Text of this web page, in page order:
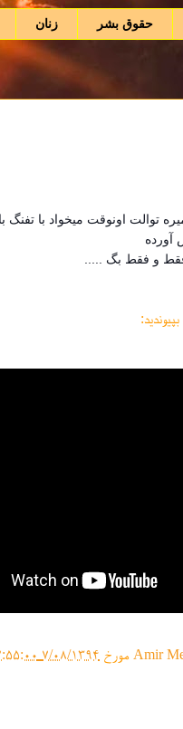
حقوق بشر زنان
توالت اونوقت میخواد با
و فقط بگ .....
مورخ ۷/۰۸/۱۳۹۴ ۰۷:۵۵:۰۰ ق.ظ.